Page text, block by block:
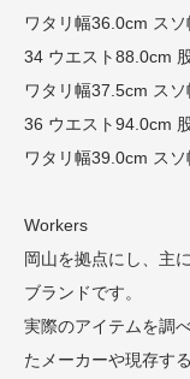
ワタリ幅36.0cm ス
34 ウエスト88.0cm
ワタリ幅37.5cm ス
36 ウエスト94.0cm
ワタリ幅39.0cm ス
Workers
岡山を拠点にし、主
ブランドです。
実際のアイテムを調
たメーカーや現存す